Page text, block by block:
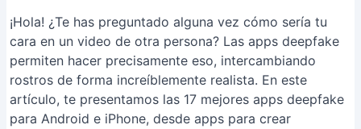
¡Hola! ¿Te has preguntado alguna vez cómo sería tu
cara en un video de otra persona? Las apps deepfake
permiten hacer precisamente eso, intercambiando
rostros de forma increíblemente realista. En este
artículo, te presentamos las 17 mejores apps deepfake
para Android e iPhone, desde apps para crear